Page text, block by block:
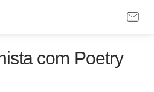
com Poetry